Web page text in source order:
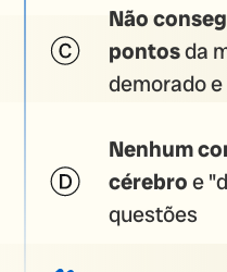
Não
pontosda
demorado
Nenhum
cérebroe
questões